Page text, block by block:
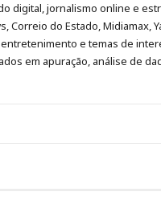
digital, jornalismo online e
Correio do Estado, Midiamax,
e temas de
em apuração, análise de